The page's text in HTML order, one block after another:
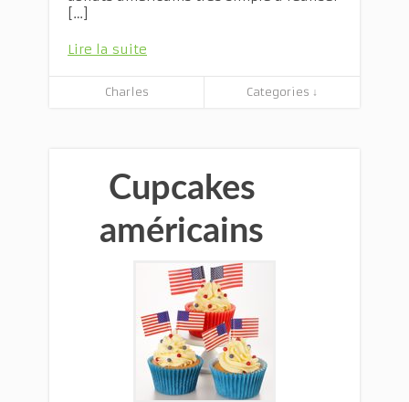
[…]
Lire la suite
Charles Categories ↓
Cupcakes
américains